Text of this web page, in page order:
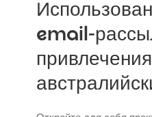
email-